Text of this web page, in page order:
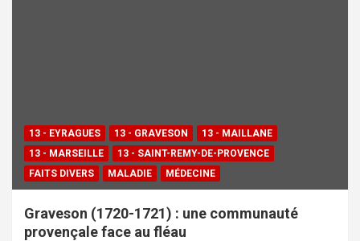
13 - EYRAGUES 13 - GRAVESON
13 - MAILLANE
13 - MARSEILLE
13 - SAINT-REMY-DE-PROVENCE
FAITS DIVERS
MALADIE MÉDECINE
Graveson (1720-1721) : une communauté
provençale face au fléau